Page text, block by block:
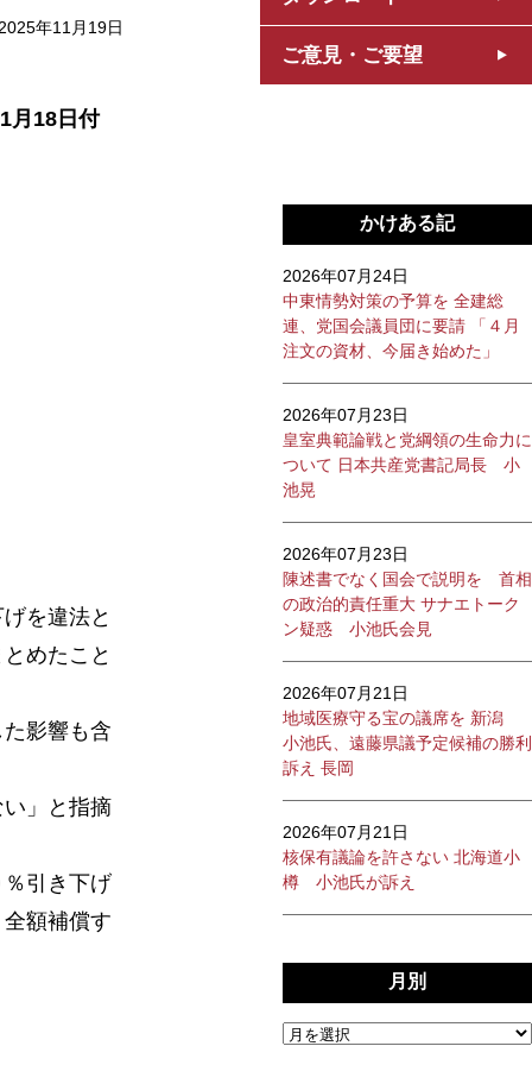
ご意見・ご要望
2025年11月19日
を違法と
めたこと
影響も含
」と指摘
引き下げ
額補償す
かけある記
2026年07月24日
中東情勢対策の予算を 全建総
連、党国会議員団に要請 「４月
注文の資材、今届き始めた」
2026年07月23日
皇室典範論戦と党綱領の生命力に
ついて 日本共産党書記局長 小
池晃
2026年07月23日
陳述書でなく国会で説明を 首相
の政治的責任重大 サナエトーク
ン疑惑 小池氏会見
2026年07月21日
地域医療守る宝の議席を 新潟
小池氏、遠藤県議予定候補の勝利
訴え 長岡
2026年07月21日
核保有議論を許さない 北海道小
樽 小池氏が訴え
月別